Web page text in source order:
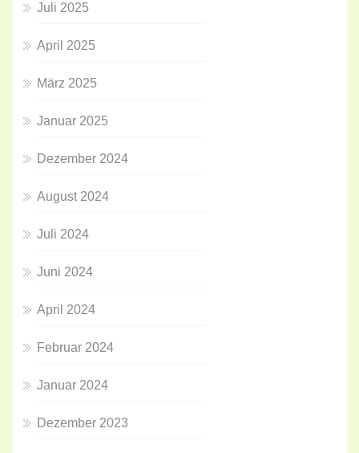
Juli 2025
April 2025
März 2025
Januar 2025
Dezember 2024
August 2024
Juli 2024
Juni 2024
April 2024
Februar 2024
Januar 2024
Dezember 2023